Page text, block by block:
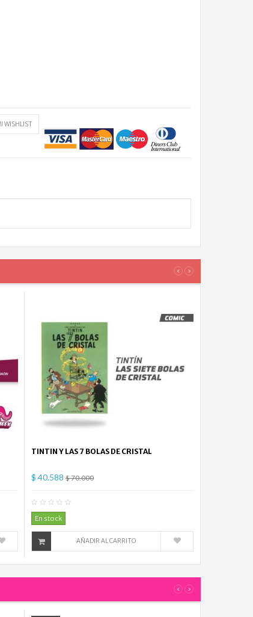
WISHLIST
‹ ›
TINTIN Y LAS 7 BOLAS DE CRISTAL
$ 40.588 $ 70.000
En stock
AÑADIR AL CARRITO
‹ ›